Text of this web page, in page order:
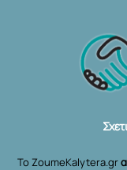
Το ZoumeKalytera.gr